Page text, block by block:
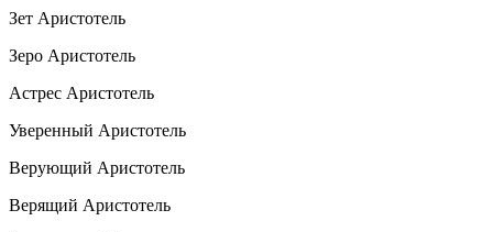
Зет Аристотель
Зеро Аристотель
Астрес Аристотель
Уверенный Аристотель
Верующий Аристотель
Верящий Аристотель